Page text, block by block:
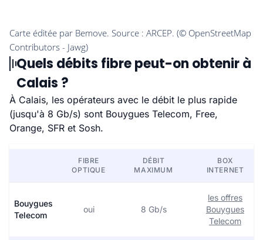
Quels débits fibre peut-on obtenir à
Calais ?
À Calais, les opérateurs avec le débit le plus rapide
(jusqu'à 8 Gb/s) sont Bouygues Telecom, Free,
Orange, SFR et Sosh.
FIBRE
OPTIQUE
DÉBIT
MAXIMUM
BOX
INTERNET
Bouygues
Telecom
oui 8 Gb/s
les offres
Bouygues
Telecom